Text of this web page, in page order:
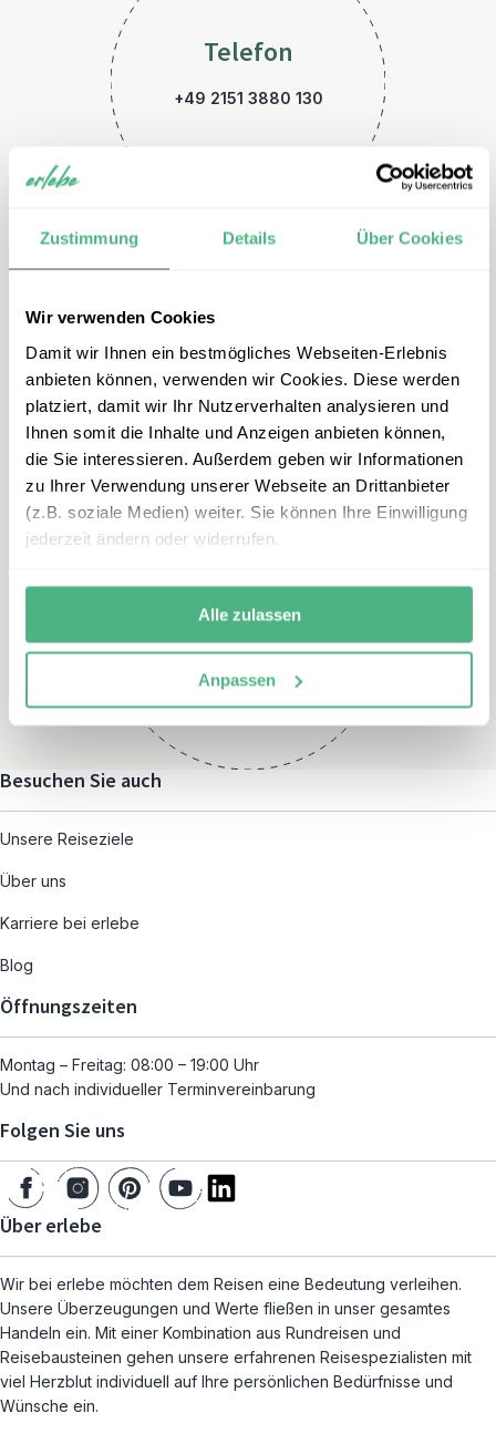
Zustimmung Details Über Cookies
Wir verwenden Cookies
Damit wir Ihnen ein bestmögliches Webseiten-Erlebnis
anbieten können, verwenden wir Cookies. Diese werden
platziert, damit wir Ihr Nutzerverhalten analysieren und
Ihnen somit die Inhalte und Anzeigen anbieten können,
die Sie interessieren. Außerdem geben wir Informationen
zu Ihrer Verwendung unserer Webseite an Drittanbieter
(z.B. soziale Medien) weiter. Sie können Ihre Einwilligung
jederzeit ändern oder widerrufen.
Alle zulassen
Anpassen
Telefon
+49 2151 3880 130
E-Mail
japan@erlebe.de
Montag – Freitag:
und nach individueller
Terminvereinbarung
Besuchen Sie auch
Unsere Reiseziele
Über uns
Karriere bei erlebe
Blog
Öffnungszeiten
Montag – Freitag: 08:00 – 19:00 Uhr
Und nach individueller Terminvereinbarung
Folgen Sie uns
Über erlebe
Wir bei erlebe möchten dem Reisen eine Bedeutung verleihen.
Unsere Überzeugungen und Werte fließen in unser gesamtes
Handeln ein. Mit einer Kombination aus Rundreisen und
Reisebausteinen gehen unsere erfahrenen Reisespezialisten mit
viel Herzblut individuell auf Ihre persönlichen Bedürfnisse und
Wünsche ein.